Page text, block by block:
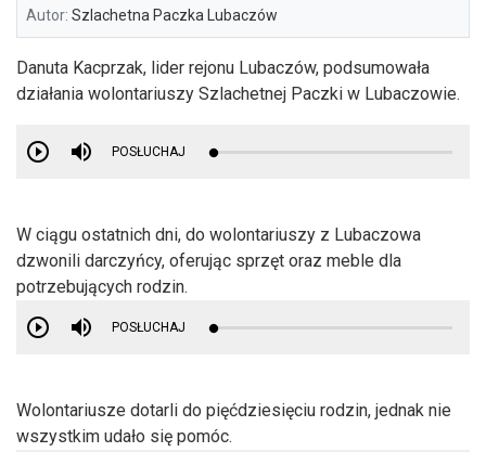
Autor: Szlachetna Paczka Lubaczów
Danuta Kacprzak, lider rejonu Lubaczów, podsumowała
działania wolontariuszy Szlachetnej Paczki w Lubaczowie.
POSŁUCHAJ
W ciągu ostatnich dni, do wolontariuszy z Lubaczowa
dzwonili darczyńcy, oferując sprzęt oraz meble dla
potrzebujących rodzin.
POSŁUCHAJ
Wolontariusze dotarli do pięćdziesięciu rodzin, jednak nie
wszystkim udało się pomóc.